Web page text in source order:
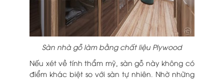
Sàn nhà gỗ làm bằng chất liệu Plywood
Nếu xét về tính thẩm mỹ, sàn gỗ này không có
điểm khác biệt so với sàn tự nhiên. Nhờ những